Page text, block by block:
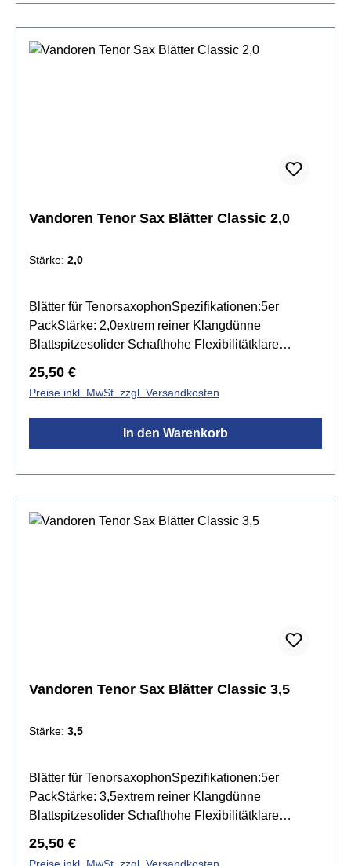
Vandoren Tenor Sax Blätter Classic 2,0
Stärke: 2,0
Blätter für TenorsaxophonSpezifikationen:5er
PackStärke: 2,0extrem reiner Klangdünne
Blattspitzesolider Schafthohe Flexibilitätklare
Regulärer Preis:
25,50 €
Preise inkl. MwSt. zzgl. Versandkosten
In den Warenkorb
Vandoren Tenor Sax Blätter Classic 3,5
Stärke: 3,5
Blätter für TenorsaxophonSpezifikationen:5er
PackStärke: 3,5extrem reiner Klangdünne
Blattspitzesolider Schafthohe Flexibilitätklare
Regulärer Preis:
25,50 €
Preise inkl. MwSt. zzgl. Versandkosten